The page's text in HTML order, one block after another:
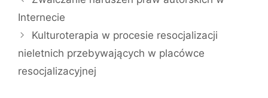
Internecie
Kulturoterapia w procesie resocjalizacji
nieletnich przebywających w placówce
resocjalizacyjnej